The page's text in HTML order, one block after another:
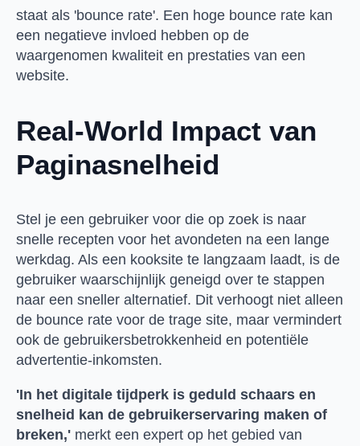
staat als 'bounce rate'. Een hoge bounce rate kan
een negatieve invloed hebben op de
waargenomen kwaliteit en prestaties van een
website.
Real-World Impact van
Paginasnelheid
Stel je een gebruiker voor die op zoek is naar
snelle recepten voor het avondeten na een lange
werkdag. Als een kooksite te langzaam laadt, is de
gebruiker waarschijnlijk geneigd over te stappen
naar een sneller alternatief. Dit verhoogt niet alleen
de bounce rate voor de trage site, maar vermindert
ook de gebruikersbetrokkenheid en potentiële
advertentie-inkomsten.
'In het digitale tijdperk is geduld schaars en
snelheid kan de gebruikerservaring maken of
breken,' merkt een expert op het gebied van